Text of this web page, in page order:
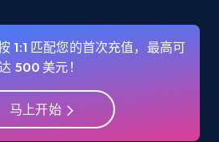
professional account, Is
3.4K+ 注册使用
1:1 匹配您的首次充值，最高可
500 美元！
马上开始